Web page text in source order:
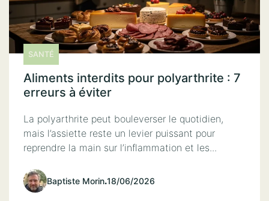
SANTÉ
Aliments interdits pour polyarthrite : 7
erreurs à éviter
La polyarthrite peut bouleverser le quotidien,
mais l’assiette reste un levier puissant pour
reprendre la main sur l’inflammation et les...
Baptiste Morin.18/06/2026